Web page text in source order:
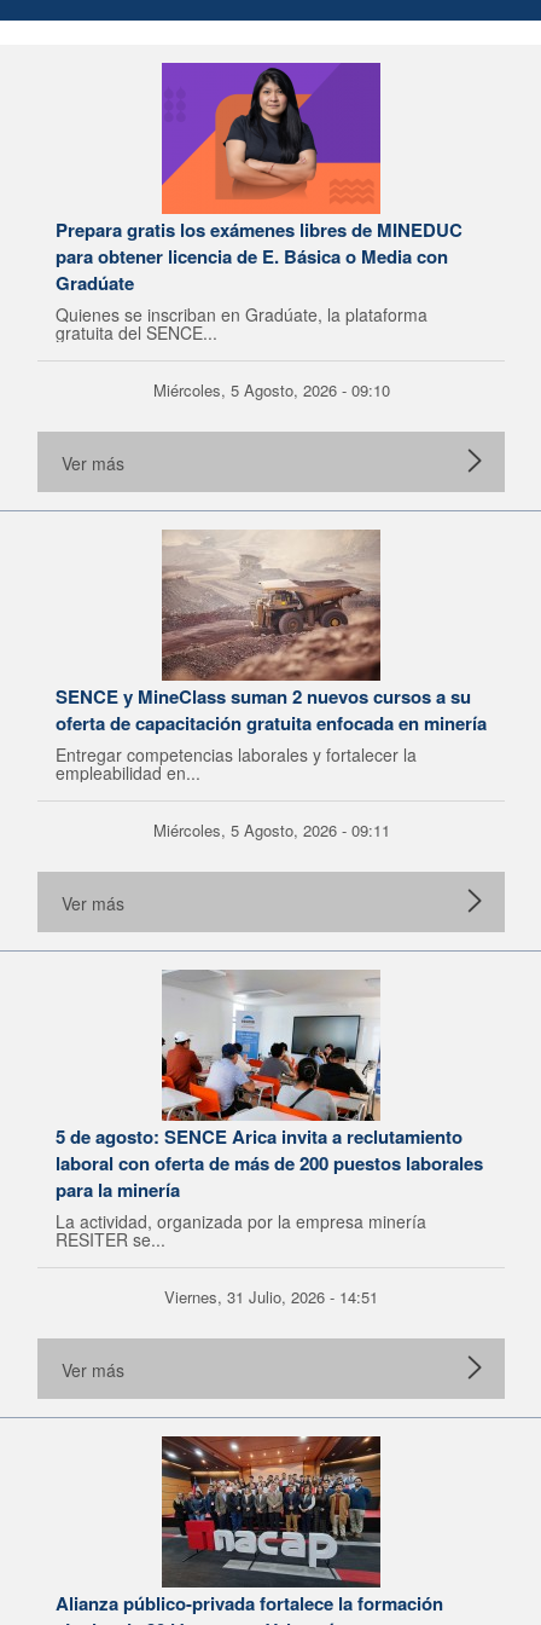
Prepara gratis los exámenes libres de MINEDUC
para obtener licencia de E. Básica o Media con
Gradúate
Quienes se inscriban en Gradúate, la plataforma
gratuita del SENCE...
Miércoles, 5 Agosto, 2026 - 09:10
Ver más
SENCE y MineClass suman 2 nuevos cursos a su
oferta de capacitación gratuita enfocada en minería
Entregar competencias laborales y fortalecer la
empleabilidad en...
Miércoles, 5 Agosto, 2026 - 09:11
Ver más
5 de agosto: SENCE Arica invita a reclutamiento
laboral con oferta de más de 200 puestos laborales
para la minería
La actividad, organizada por la empresa minería
RESITER se...
Viernes, 31 Julio, 2026 - 14:51
Ver más
Alianza público-privada fortalece la formación